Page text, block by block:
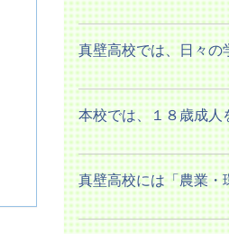
真壁高校では、日々の
本校では、１８歳成人
真壁高校には「農業・